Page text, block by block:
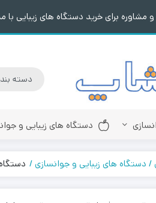
برای خرید دستگاه های زیبایی با
دستگاه های زیبایی و
دستگاه های زیبایی و جوانسازی